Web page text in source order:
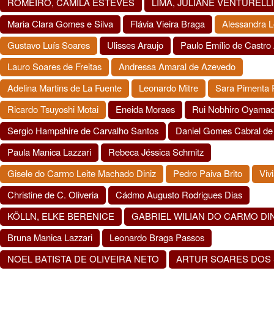
Maria Clara Gomes e Silva
Flávia Vieira Braga
Alessandra
Gustavo Luís Soares
Ulisses Araujo
Paulo Emílio de Castro
Lauro Soares de Freitas
Andressa Amaral de Azevedo
Adelina Martins de La Fuente
Leonardo Mitre
Sara Pimenta
Ricardo Tsuyoshi Motai
Eneida Moraes
Rui Nobhiro
Sergio Hampshire de Carvalho Santos
Daniel Gomes Cabral
Paula Manica Lazzari
Rebeca Jéssica Schmitz
Gisele do Carmo Leite Machado Diniz
Pedro Paiva Brito
Christine de C. Oliveria
Cádmo Augusto Rodrigues Dias
KÖLLN, ELKE BERENICE
GABRIEL WILIAN DO CARMO
Bruna Manica Lazzari
Leonardo Braga Passos
NOEL BATISTA DE OLIVEIRA NETO
ARTUR SOARES